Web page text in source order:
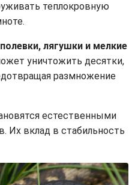
теплокровную
лягушки и мелкие
уничтожить десятки,
размножение
естественными
Их вклад в стабильность